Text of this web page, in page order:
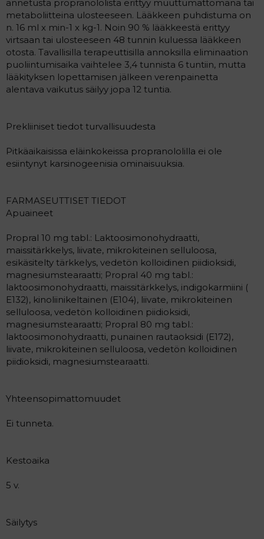
annetusta propranololista erittyy muuttumattomana tai
metaboliitteina ulosteeseen. Lääkkeen puhdistuma on
n. 16 ml x min-1 x kg-1. Noin 90 % lääkkeestä erittyy
virtsaan tai ulosteeseen 48 tunnin kuluessa lääkkeen
otosta. Tavallisilla terapeuttisilla annoksilla eliminaation
puoliintumisaika vaihtelee 3,4 tunnista 6 tuntiin, mutta
lääkityksen lopettamisen jälkeen verenpainetta
alentava vaikutus säilyy jopa 12 tuntia.
Prekliiniset tiedot turvallisuudesta
Pitkäaikaisissa eläinkokeissa propranololilla ei ole
esiintynyt karsinogeenisia ominaisuuksia.
FARMASEUTTISET TIEDOT
Apuaineet
Propral 10 mg tabl.: Laktoosimonohydraatti,
maissitärkkelys, liivate, mikrokiteinen selluloosa,
esikäsitelty tärkkelys, vedetön kolloidinen piidioksidi,
magnesiumstearaatti; Propral 40 mg tabl.:
laktoosimonohydraatti, maissitärkkelys, indigokarmiini (
E132), kinoliinikeltainen (E104), liivate, mikrokiteinen
selluloosa, vedetön kolloidinen piidioksidi,
magnesiumstearaatti; Propral 80 mg tabl.:
laktoosimonohydraatti, punainen rautaoksidi (E172),
liivate, mikrokiteinen selluloosa, vedetön kolloidinen
piidioksidi, magnesiumstearaatti.
Yhteensopimattomuudet
Ei tunneta.
Kestoaika
5 v.
Säilytys